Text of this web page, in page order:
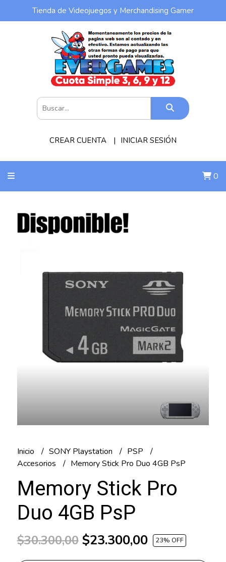
Tienda de Videojuegos y Merchandising Gamer
CREAR CUENTA INICIAR SESIÓN
0
Inicio SONY Playstation
PSP
Accesorios
Memory Stick Pro Duo 4GB PsP
Memory Stick Pro
Duo 4GB PsP
$30.300,00$23.300,00 23% OFF